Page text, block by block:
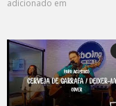
adicionado em